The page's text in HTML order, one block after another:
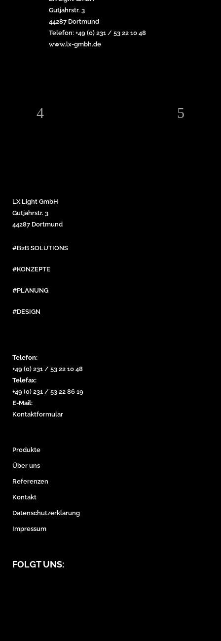
Gutjahrstr. 3
44287 Dortmund
Telefon: +49 (0) 231 / 53 22 10 48
www.lx-gmbh.de
LX Light GmbH
Gutjahrstr. 3
44287 Dortmund
#B2B SOLUTIONS
#KONZEPTE
#PLANUNG
#DESIGN
Telefon:
+49 (0) 231 / 53 22 10 48
Telefax:
+49 (0) 231 / 53 22 86 19
E-Mail:
Kontaktformular
Produkte
Über uns
Referenzen
Kontakt
Datenschutzerklärung
Impressum
FOLGT UNS: